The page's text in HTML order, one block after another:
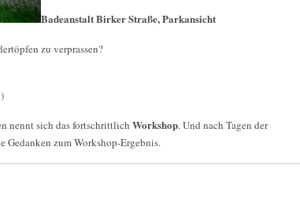
Badeanstalt Birker Straße, Parkansicht
zu verprassen?
nennt sich das fortschrittlich Workshop. Und nach Tagen der
Gedanken zum Workshop-Ergebnis.